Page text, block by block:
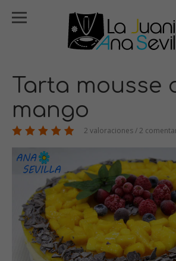
Tarta mousse
mango
2 valoraciones / 2